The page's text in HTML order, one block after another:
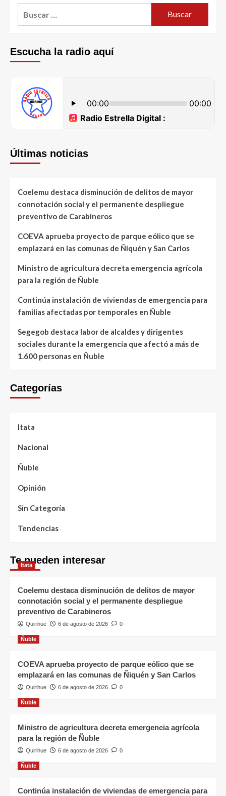
Escucha la radio aquí
Últimas noticias
Coelemu destaca disminución de delitos de mayor
connotación social y el permanente despliegue
preventivo de Carabineros
COEVA aprueba proyecto de parque eólico que se
emplazará en las comunas de Ñiquén y San Carlos
Ministro de agricultura decreta emergencia agrícola
para la región de Ñuble
Continúa instalación de viviendas de emergencia para
familias afectadas por temporales en Ñuble
Segegob destaca labor de alcaldes y dirigentes
sociales durante la emergencia que afectó a más de
1.600 personas en Ñuble
Categorías
Itata
Nacional
Ñuble
Opinión
Sin Categoría
Tendencias
Te pueden interesar
Itata
Coelemu destaca disminución de delitos de mayor
connotación social y el permanente despliegue
preventivo de Carabineros
Quirihue 6 de agosto de 2026 0
Ñuble
COEVA aprueba proyecto de parque eólico que se
emplazará en las comunas de Ñiquén y San Carlos
Quirihue 6 de agosto de 2026 0
Ñuble
Ministro de agricultura decreta emergencia agrícola
para la región de Ñuble
Quirihue 6 de agosto de 2026 0
Ñuble
Continúa instalación de viviendas de emergencia para